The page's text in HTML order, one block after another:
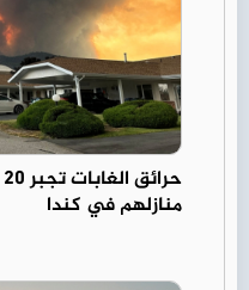
منازلهم في كندا